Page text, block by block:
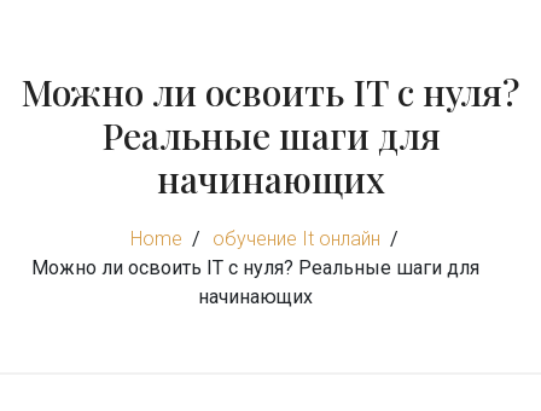
Можно ли освоить IT с нуля?
Реальные шаги для
начинающих
Home
обучение It онлайн
Можно ли освоить IT с нуля? Реальные шаги для
начинающих